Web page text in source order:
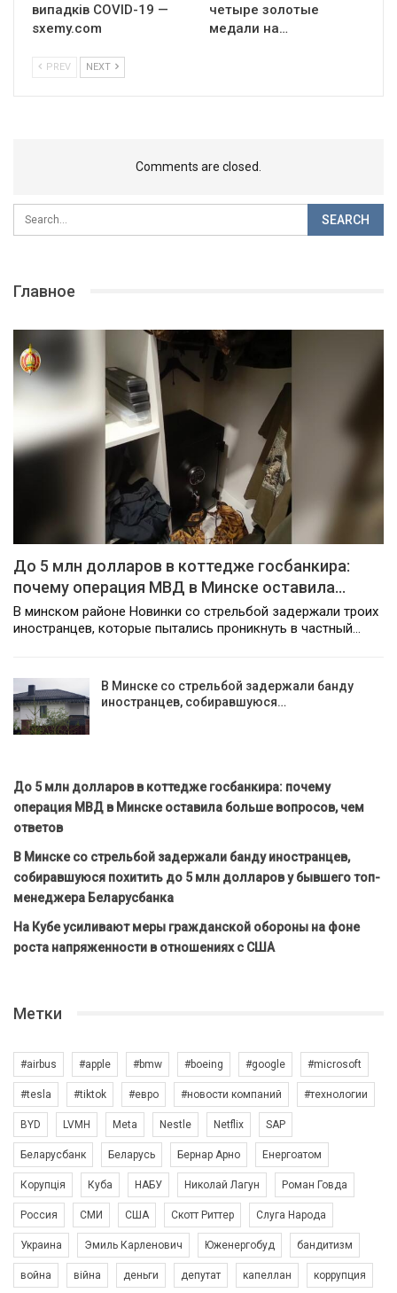
випадків COVID-19 —
sxemy.com
четыре золотые
медали на…
PREV NEXT
Comments are closed.
Главное
До 5 млн долларов в коттедже госбанкира:
почему операция МВД в Минске оставила…
В минском районе Новинки со стрельбой задержали троих
иностранцев, которые пытались проникнуть в частный…
В Минске со стрельбой задержали банду
иностранцев, собиравшуюся…
До 5 млн долларов в коттедже госбанкира: почему
операция МВД в Минске оставила больше вопросов, чем
ответов
В Минске со стрельбой задержали банду иностранцев,
собиравшуюся похитить до 5 млн долларов у бывшего топ-
менеджера Беларусбанка
На Кубе усиливают меры гражданской обороны на фоне
роста напряженности в отношениях с США
Метки
#airbus #apple #bmw #boeing #google #microsoft
#tesla #tiktok #евро #новости компаний #технологии
BYD LVMH Meta Nestle Netflix SAP
Беларусбанк Беларусь Бернар Арно Енергоатом
Корупція Куба НАБУ Николай Лагун Роман Говда
Россия СМИ США Скотт Риттер Слуга Народа
Украина Эмиль Карленович Юженергобуд бандитизм
война війна деньги депутат капеллан коррупция